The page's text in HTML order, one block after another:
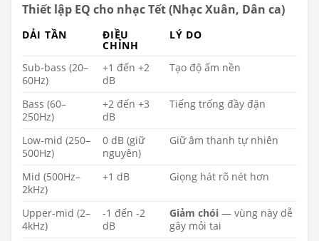
Thiết lập EQ cho nhạc Tết (Nhạc Xuân, Dân ca)
DẢI TẦN ĐIỀU
CHỈNH
LÝ DO
Sub-bass (20–
60Hz)
+1 đến +2
dB
Tạo độ ấm nền
Bass (60–
250Hz)
+2 đến +3
dB
Tiếng trống đầy đặn
Low-mid (250–
500Hz)
0 dB (giữ
nguyên)
Giữ âm thanh tự nhiên
Mid (500Hz–
2kHz)
+1 dB Giọng hát rõ nét hơn
Upper-mid (2–
4kHz)
-1 đến -2
dB
Giảm chói — vùng này dễ
gây mỏi tai